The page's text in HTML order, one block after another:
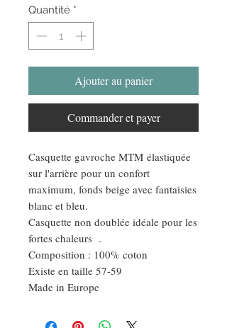
Quantité *
Ajouter au panier
Commander et payer
Casquette gavroche MTM élastiquée
sur l'arrière pour un confort
maximum, fonds beige avec fantaisies
blanc et bleu.
Casquette non doublée idéale pour les
fortes chaleurs .
Composition : 100% coton
Existe en taille 57-59
Made in Europe